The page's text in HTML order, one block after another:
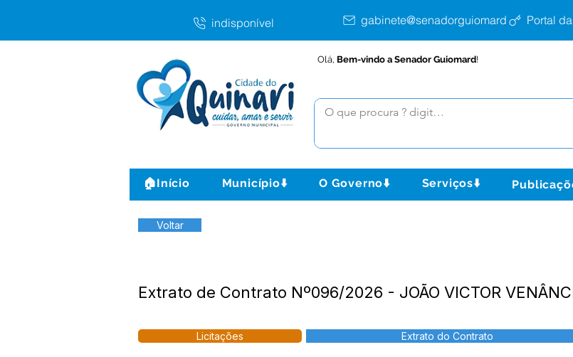
indisponível gabinete@senadorguiomard.ac.gov.br
Portal
Olá, Bem-vindo a Senador Guiomard!
🏠Início Município⬇️ O Governo⬇️ Serviços⬇️
Voltar
Extrato de Contrato Nº096/2026 - JOÃO VICTOR
Licitações Extrato do Contrato